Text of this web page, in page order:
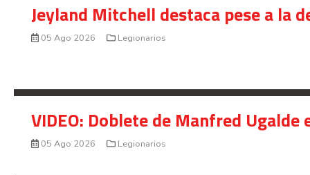
Jeyland Mitchell destaca pese a la
05 Ago 2026 Legionarios
VIDEO: Doblete de Manfred
05 Ago 2026 Legionarios